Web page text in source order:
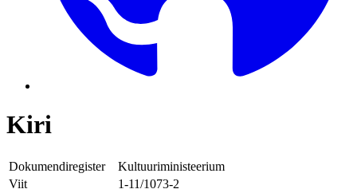
Kiri
Dokumendiregister
Kultuuriministeerium
Viit
1-11/1073-2